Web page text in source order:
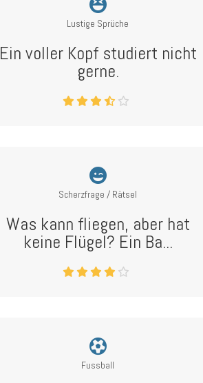
Lustige Sprüche
Ein voller Kopf studiert nicht
gerne.
Scherzfrage / Rätsel
Was kann fliegen, aber hat
keine Flügel? Ein Ba...
Fussball